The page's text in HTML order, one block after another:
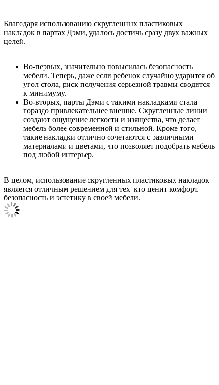
Благодаря использованию скругленных пластиковых
накладок в партах Дэми, удалось достичь сразу двух важных
целей.
Во-первых, значительно повысилась безопасность
мебели. Теперь, даже если ребенок случайно ударится об
угол стола, риск получения серьезной травмы сводится
к минимуму.
Во-вторых, парты Дэми с такими накладками стала
гораздо привлекательнее внешне. Скругленные линии
создают ощущение легкости и изящества, что делает
мебель более современной и стильной. Кроме того,
такие накладки отлично сочетаются с различными
материалами и цветами, что позволяет подобрать мебель
под любой интерьер.
В целом, использование скругленных пластиковых накладок
является отличным решением для тех, кто ценит комфорт,
безопасность и эстетику в своей мебели.